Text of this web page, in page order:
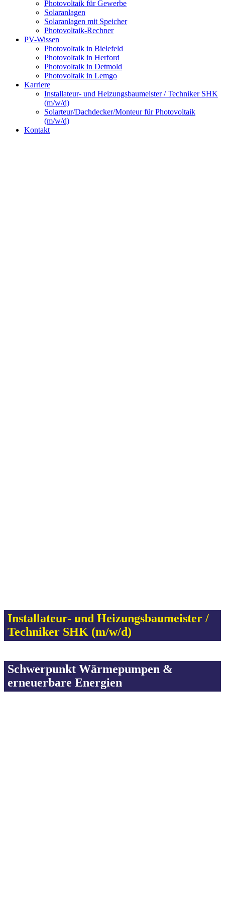
Photovoltaik für Gewerbe
Solaranlagen
Solaranlagen mit Speicher
Photovoltaik-Rechner
PV-Wissen
Photovoltaik in Bielefeld
Photovoltaik in Herford
Photovoltaik in Detmold
Photovoltaik in Lemgo
Karriere
Installateur- und Heizungsbaumeister / Techniker SHK
(m/w/d)
Solarteur/Dachdecker/Monteur für Photovoltaik
(m/w/d)
Kontakt
Installateur- und Heizungsbaumeister /
Techniker SHK (m/w/d)
Schwerpunkt Wärmepumpen &
erneuerbare Energien